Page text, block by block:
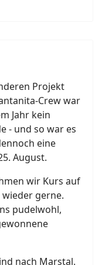
Projekt
Crew war
Jahr kein
- und so war es
eine
August.
wir Kurs auf
gerne.
pudelwohl,
nach Marstal.